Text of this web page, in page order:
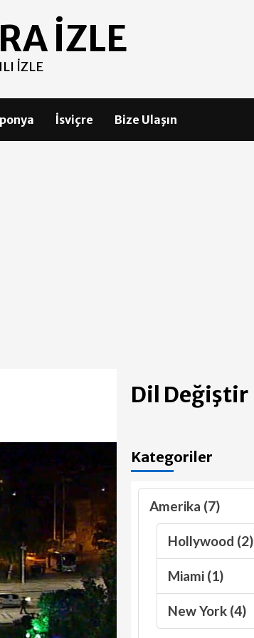
İZLE
İZLE
İsviçre Bize Ulaşın
Dil Değiştir
Kategoriler
Amerika (7)
Hollywood (2)
Miami (1)
New York (4)